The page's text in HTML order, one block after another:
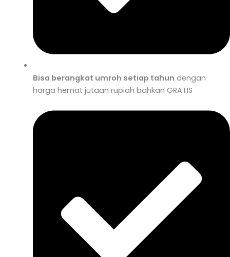
Bisa berangkat umroh setiap tahun dengan
harga hemat jutaan rupiah bahkan GRATIS